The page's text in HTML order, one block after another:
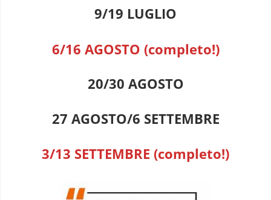
9/19 LUGLIO
6/16 AGOSTO (completo!)
20/30 AGOSTO
27 AGOSTO/6 SETTEMBRE
3/13 SETTEMBRE (completo!)